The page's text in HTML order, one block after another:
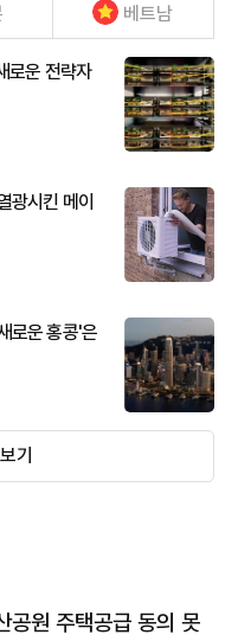
베트남
로운 전략자
광시킨 메이
로운 홍콩'은
기
공원 주택공급 동의 못